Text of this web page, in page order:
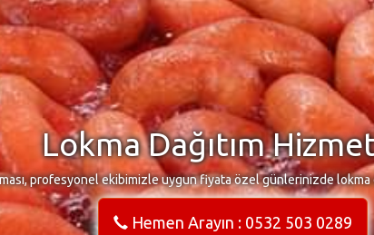
Lokma Dağıtım
profesyonel ekibimizle uygun fiyata özel günlerinizde lokma
Hemen Arayın : 0532 503 0289